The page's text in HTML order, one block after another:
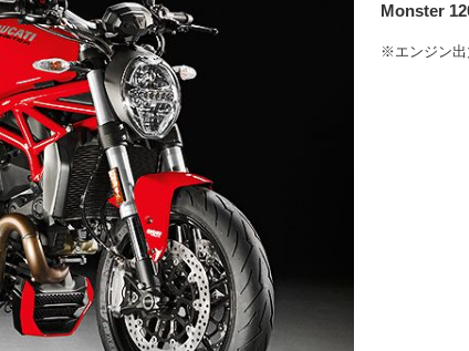
Monster
※エンジン出